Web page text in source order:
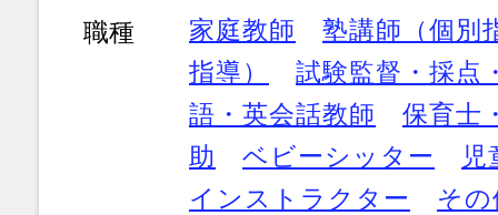
職種 家庭教師
塾講師（個別
指導）
試験監督・採点
語・英会話教師
保育士
助
ベビーシッター
児
インストラクター
そ